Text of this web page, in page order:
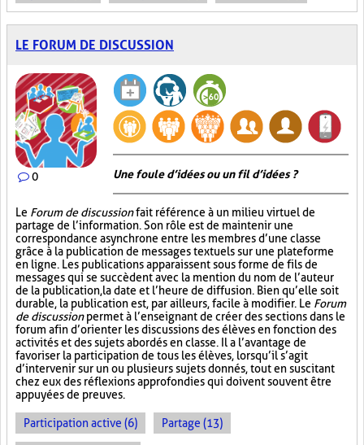
LE FORUM DE DISCUSSION
0 Une foule d’idées ou un fil d’idées ?
Le Forum de discussionfait référence à un milieu virtuel de
partage de l’information. Son rôle est de maintenir une
correspondance asynchrone entre les membres d’une classe
grâce à la publication de messages textuels sur une plateforme
en ligne. Les publications apparaissent sous forme de fils de
messages qui se succèdent avec la mention du nom de l’auteur
de la publication, la date et l’heure de diffusion. Bien qu’elle soit
durable, la publication est, par ailleurs, facile à modifier. Le Forum
de discussionpermet à l’enseignant de créer des sections dans le
forum afin d’orienter les discussions des élèves en fonction des
activités et des sujets abordés en classe. Il a l’avantage de
favoriser la participation de tous les élèves, lorsqu’il s’agit
d’intervenir sur un ou plusieurs sujets donnés, tout en suscitant
chez eux des réflexions approfondies qui doivent souvent être
appuyées de preuves.
Participation active (6) Partage (13)